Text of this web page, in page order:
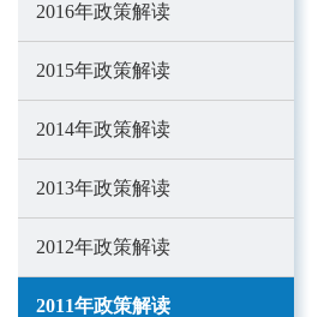
2016年政策解读
2015年政策解读
2014年政策解读
2013年政策解读
2012年政策解读
2011年政策解读